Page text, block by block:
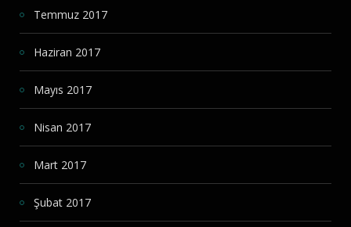
Temmuz 2017
Haziran 2017
Mayıs 2017
Nisan 2017
Mart 2017
Şubat 2017